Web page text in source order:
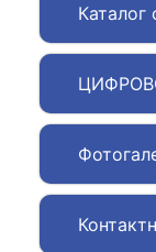
Каталог